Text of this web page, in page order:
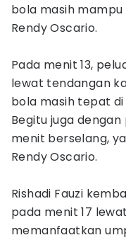
bola masih
Rendy Oscario.
Pada menit 13,
lewat tendangan
bola masih tepat
Begitu juga
menit berselang,
Rendy Oscario.
Rishadi Fauzi
pada menit 17
memanfaatkan